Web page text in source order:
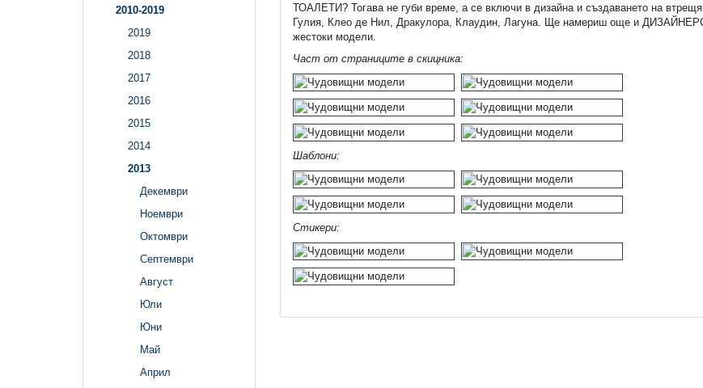
2010-2019
2019
2018
2017
2016
2015
2014
2013
Декември
Ноември
Октомври
Септември
Август
Юли
Юни
Май
Април
ТОАЛЕТИ? Тогава не губи време, а се включи в дизайна и създаването на
Гулия, Клео де Нил, Дракулора, Клаудин, Лагуна. Ще намериш още и
жестоки модели.
Част от страниците в скицника:
Шаблони:
Стикери: